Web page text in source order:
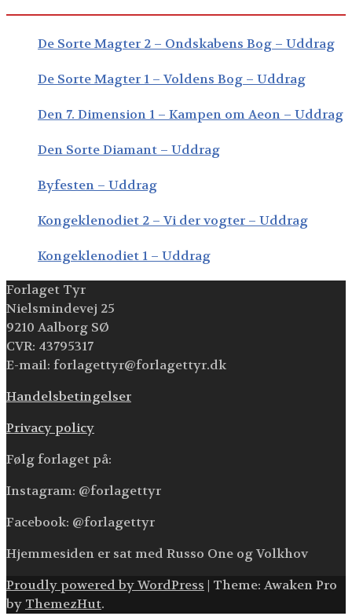
De Sorte Magter 2 – Ondskabens Bog – Uddrag
De Sorte Magter 1 – Voldens Bog – Uddrag
Den 7. Dimension 1 – Kampen om Aeon – Uddrag
Den Sorte Diamant – Uddrag
Byfesten – Uddrag
Kongeklenodiet 2 – Vi der vogter – Uddrag
Kongeklenodiet 1 – Uddrag
Forlaget Tyr
Nielsmindevej 25
9210 Aalborg SØ
CVR: 43795317
E-mail: forlagettyr@forlagettyr.dk
Handelsbetingelser
Privacy policy
Følg forlaget på:
Instagram: @forlagettyr
Facebook: @forlagettyr
Hjemmesiden er sat med Russo One og Volkhov
Proudly powered by WordPress | Theme: Awaken Pro
by ThemezHut.